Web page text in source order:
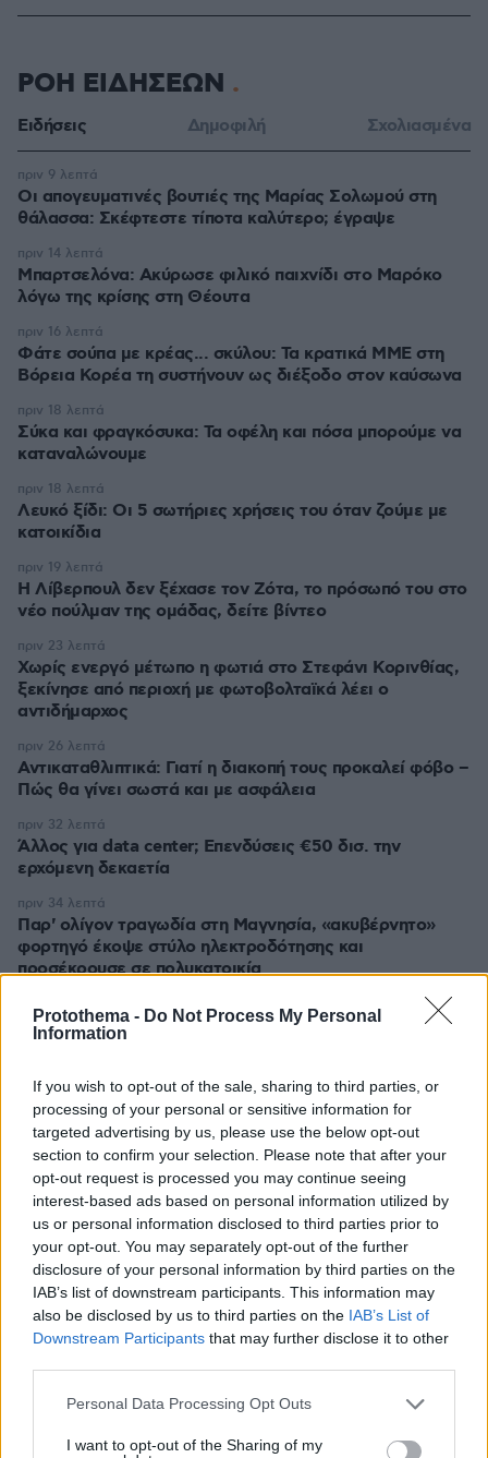
Protothema - Do Not Process My Personal
Information
If you wish to opt-out of the sale, sharing to third parties, or
processing of your personal or sensitive information for
targeted advertising by us, please use the below opt-out
section to confirm your selection. Please note that after your
opt-out request is processed you may continue seeing
interest-based ads based on personal information utilized by
us or personal information disclosed to third parties prior to
your opt-out. You may separately opt-out of the further
disclosure of your personal information by third parties on the
IAB’s list of downstream participants. This information may
also be disclosed by us to third parties on the IAB’s List of
Downstream Participants that may further disclose it to other
Please note that this website/app uses one or more Google
not limited to your visit or usage behaviour. You may click to
Personal Data Processing Opt Outs
I want to opt-out of the Sharing of my
ΡΟΗ ΕΙΔΗΣΕΩΝ
Ειδήσεις Δημοφιλή Σχολιασμένα
Οι απογευματινές βουτιές της Μαρίας Σολωμού στη
θάλασσα: Σκέφτεστε τίποτα καλύτερο; έγραψε
πριν 9 λεπτά
Μπαρτσελόνα: Ακύρωσε φιλικό παιχνίδι στο Μαρόκο
λόγω της κρίσης στη Θέουτα
πριν 14 λεπτά
Φάτε σούπα με κρέας... σκύλου: Τα κρατικά ΜΜΕ στη
Βόρεια Κορέα τη συστήνουν ως διέξοδο στον καύσωνα
πριν 16 λεπτά
Σύκα και φραγκόσυκα: Τα οφέλη και πόσα μπορούμε να
καταναλώνουμε
πριν 18 λεπτά
Λευκό ξίδι: Οι 5 σωτήριες χρήσεις του όταν ζούμε με
κατοικίδια
πριν 18 λεπτά
Η Λίβερπουλ δεν ξέχασε τον Ζότα, το πρόσωπό του στο
νέο πούλμαν της ομάδας, δείτε βίντεο
πριν 19 λεπτά
Χωρίς ενεργό μέτωπο η φωτιά στο Στεφάνι Κορινθίας,
ξεκίνησε από περιοχή με φωτοβολταϊκά λέει ο
αντιδήμαρχος
πριν 23 λεπτά
Αντικαταθλιπτικά: Γιατί η διακοπή τους προκαλεί φόβο –
Πώς θα γίνει σωστά και με ασφάλεια
πριν 26 λεπτά
Άλλος για data center; Επενδύσεις €50 δισ. την
ερχόμενη δεκαετία
πριν 32 λεπτά
Παρ' ολίγον τραγωδία στη Μαγνησία, «ακυβέρνητο»
φορτηγό έκοψε στύλο ηλεκτροδότησης και
προσέκρουσε σε πολυκατοικία
πριν 34 λεπτά
ΔΕΙΤΕ ΟΛΕΣ ΤΙΣ ΕΙΔΗΣΕΙΣ
ΤΑ ΠΙΟ ΔΗΜΟΦΙΛΗ